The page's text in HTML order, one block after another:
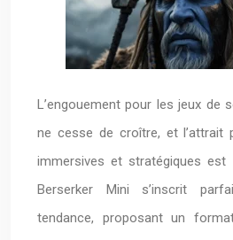
L’engouement pour les jeux de
ne cesse de croître, et l’attrait
immersives et stratégiques
Berserker Mini s’inscrit
tendance, proposant un